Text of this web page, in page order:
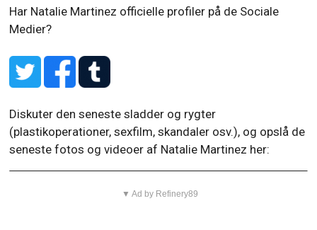
Har Natalie Martinez officielle profiler på de Sociale
Medier?
Diskuter den seneste sladder og rygter
(plastikoperationer, sexfilm, skandaler osv.), og opslå de
seneste fotos og videoer af Natalie Martinez her:
▼ Ad by Refinery89